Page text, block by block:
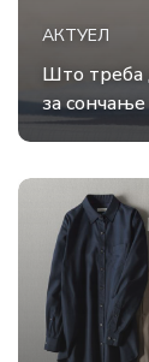
АКТУЕЛ
Што треба
за сончање